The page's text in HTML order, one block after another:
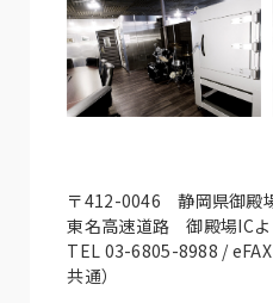
〒412-0046 静岡県御
東名高速道路 御殿場IC
TEL 03-6805-8988 /
共通）